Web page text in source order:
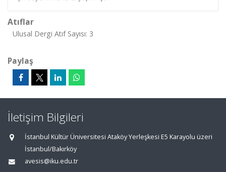
Atıflar
Ulusal Dergi Atıf Sayısı: 3
Paylaş
İletişim Bilgileri
İstanbul Kültür Üniversitesi Ataköy Yerleşkesi E5 Karayolu üzeri
İstanbul/Bakırköy
avesis@iku.edu.tr